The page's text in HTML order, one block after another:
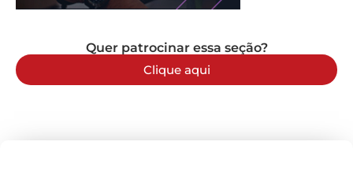
Quer patrocinar essa seção?
Clique aqui